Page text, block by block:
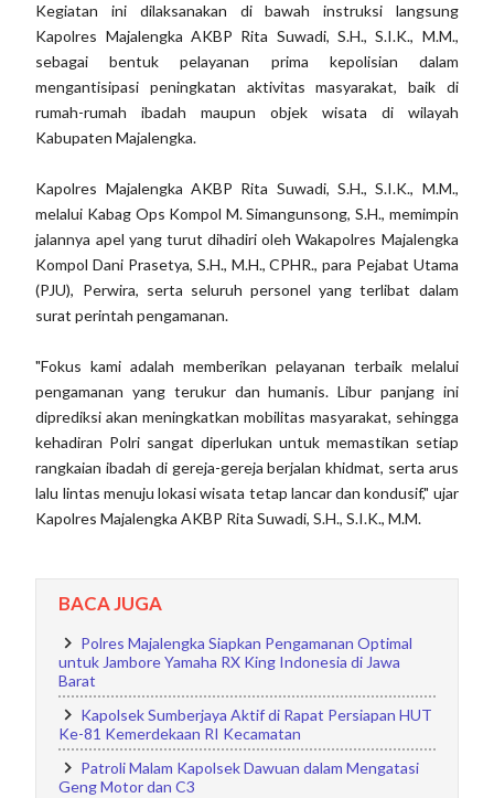
Kegiatan ini dilaksanakan di bawah instruksi langsung
Kapolres Majalengka AKBP Rita Suwadi, S.H., S.I.K., M.M.,
sebagai bentuk pelayanan prima kepolisian dalam
mengantisipasi peningkatan aktivitas masyarakat, baik di
rumah-rumah ibadah maupun objek wisata di wilayah
Kabupaten Majalengka.
Kapolres Majalengka AKBP Rita Suwadi, S.H., S.I.K., M.M.,
melalui Kabag Ops Kompol M. Simangunsong, S.H., memimpin
jalannya apel yang turut dihadiri oleh Wakapolres Majalengka
Kompol Dani Prasetya, S.H., M.H., CPHR., para Pejabat Utama
(PJU), Perwira, serta seluruh personel yang terlibat dalam
surat perintah pengamanan.
"Fokus kami adalah memberikan pelayanan terbaik melalui
pengamanan yang terukur dan humanis. Libur panjang ini
diprediksi akan meningkatkan mobilitas masyarakat, sehingga
kehadiran Polri sangat diperlukan untuk memastikan setiap
rangkaian ibadah di gereja-gereja berjalan khidmat, serta arus
lalu lintas menuju lokasi wisata tetap lancar dan kondusif," ujar
Kapolres Majalengka AKBP Rita Suwadi, S.H., S.I.K., M.M.
BACA JUGA
Polres Majalengka Siapkan Pengamanan Optimal
untuk Jambore Yamaha RX King Indonesia di Jawa
Barat
Kapolsek Sumberjaya Aktif di Rapat Persiapan HUT
Ke-81 Kemerdekaan RI Kecamatan
Patroli Malam Kapolsek Dawuan dalam Mengatasi
Geng Motor dan C3